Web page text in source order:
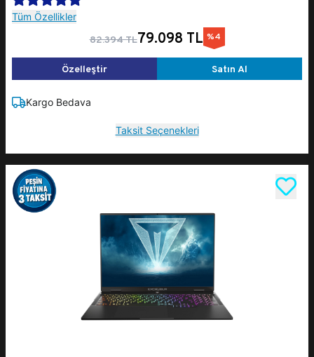
Tüm Özellikler
82.394 TL79.098 TL %4
Özelleştir Satın Al
Kargo Bedava
Taksit Seçenekleri